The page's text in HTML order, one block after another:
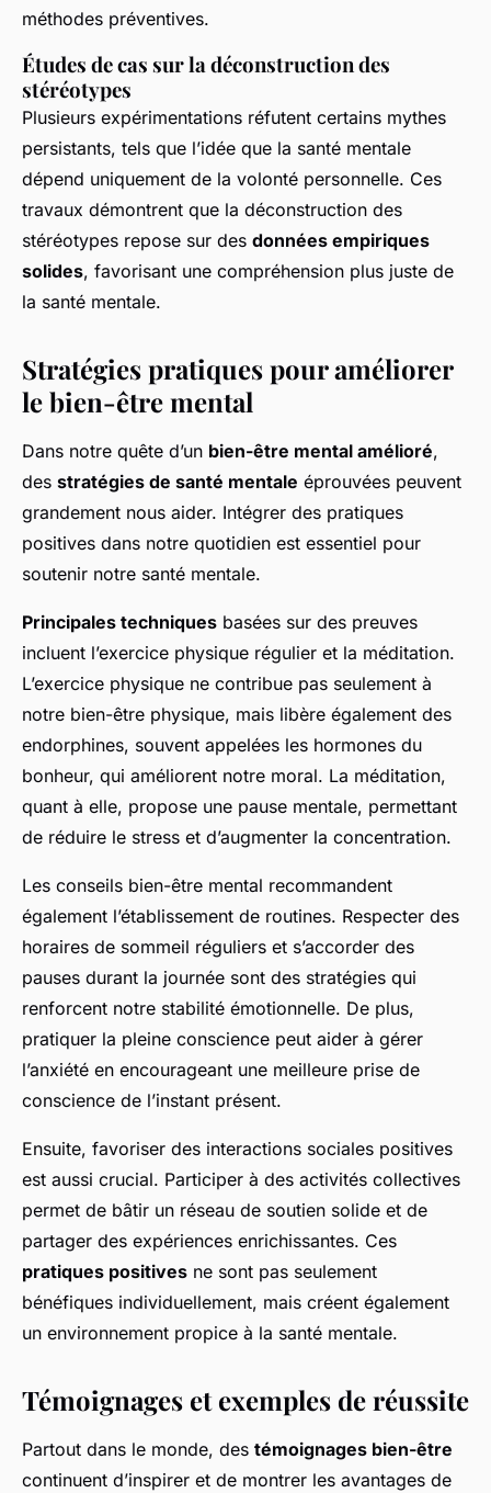
méthodes préventives.
Études de cas sur la déconstruction des
stéréotypes
Plusieurs expérimentations réfutent certains mythes
persistants, tels que l’idée que la santé mentale
dépend uniquement de la volonté personnelle. Ces
travaux démontrent que la déconstruction des
stéréotypes repose sur des données empiriques
solides, favorisant une compréhension plus juste de
la santé mentale.
Stratégies pratiques pour améliorer
le bien-être mental
Dans notre quête d’un bien-être mental amélioré,
des stratégies de santé mentale éprouvées peuvent
grandement nous aider. Intégrer des pratiques
positives dans notre quotidien est essentiel pour
soutenir notre santé mentale.
Principales techniques basées sur des preuves
incluent l’exercice physique régulier et la méditation.
L’exercice physique ne contribue pas seulement à
notre bien-être physique, mais libère également des
endorphines, souvent appelées les hormones du
bonheur, qui améliorent notre moral. La méditation,
quant à elle, propose une pause mentale, permettant
de réduire le stress et d’augmenter la concentration.
Les conseils bien-être mental recommandent
également l’établissement de routines. Respecter des
horaires de sommeil réguliers et s’accorder des
pauses durant la journée sont des stratégies qui
renforcent notre stabilité émotionnelle. De plus,
pratiquer la pleine conscience peut aider à gérer
l’anxiété en encourageant une meilleure prise de
conscience de l’instant présent.
Ensuite, favoriser des interactions sociales positives
est aussi crucial. Participer à des activités collectives
permet de bâtir un réseau de soutien solide et de
partager des expériences enrichissantes. Ces
pratiques positives ne sont pas seulement
bénéfiques individuellement, mais créent également
un environnement propice à la santé mentale.
Témoignages et exemples de réussite
Partout dans le monde, des témoignages bien-être
continuent d’inspirer et de montrer les avantages de